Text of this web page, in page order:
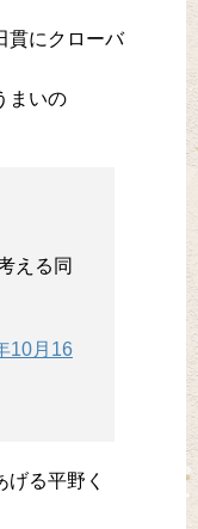
貫にクローバ
まいの
える同
10月16
る平野く